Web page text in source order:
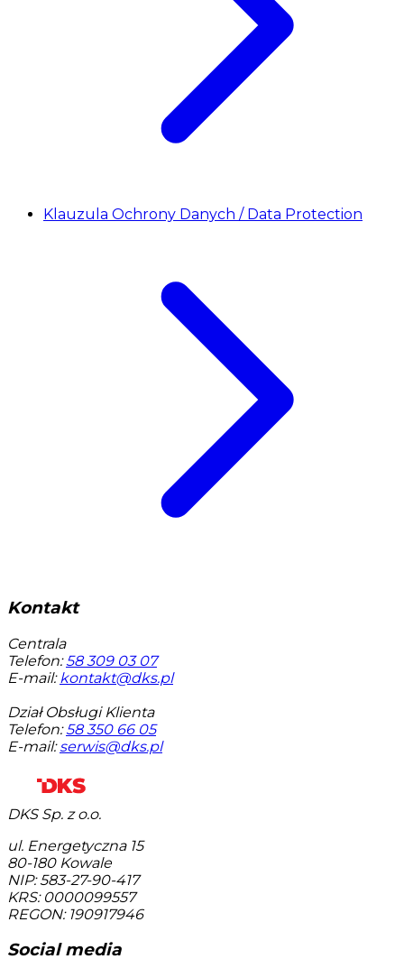
Klauzula Ochrony Danych / Data Protection
Kontakt
Centrala
Telefon: 58 309 03 07
E-mail: kontakt@dks.pl
Dział Obsługi Klienta
Telefon: 58 350 66 05
E-mail: serwis@dks.pl
DKS Sp. z o.o.
ul. Energetyczna 15
80-180 Kowale
NIP: 583-27-90-417
KRS: 0000099557
REGON: 190917946
Social media